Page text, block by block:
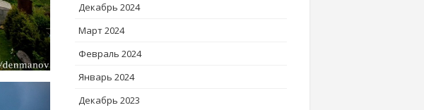
Декабрь 2024
Март 2024
Февраль 2024
Январь 2024
Декабрь 2023